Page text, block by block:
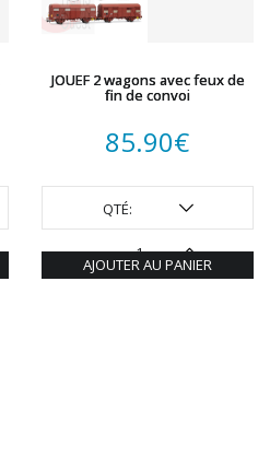
JOUEF 2 wagons avec feux de
fin de convoi
85.90€
QTÉ:
AJOUTER AU PANIER